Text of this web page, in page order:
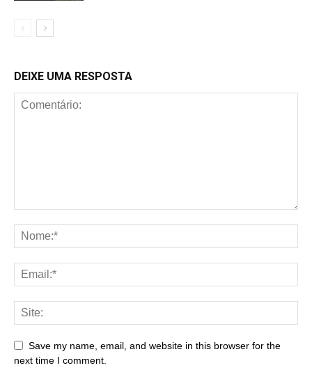
DEIXE UMA RESPOSTA
Save my name, email, and website in this browser for the
next time I comment.